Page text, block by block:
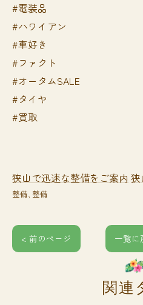
#電装品
#ハワイアン
#車好き
#ファクト
#オータムSALE
#タイヤ
#買取
狭山で迅速な整備をご案内
整備 整備
< 前のページ 一覧に
関連